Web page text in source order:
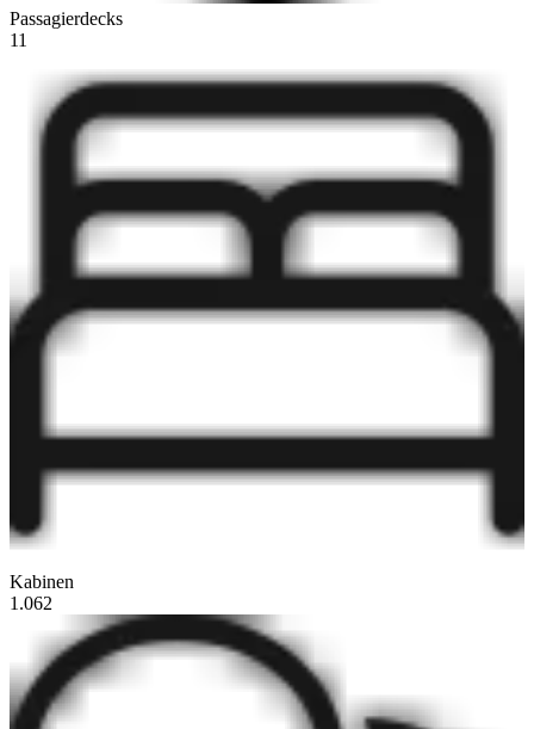
Passagierdecks
11
Kabinen
1.062